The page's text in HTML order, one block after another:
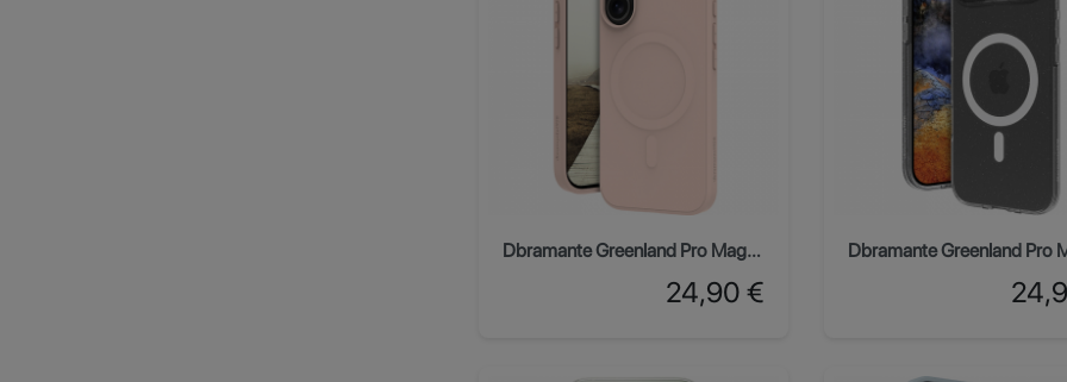
Dbramante Greenland Pro MagSafe iPhone 17 - Rose pâle
Prix
24,90 €
Prix